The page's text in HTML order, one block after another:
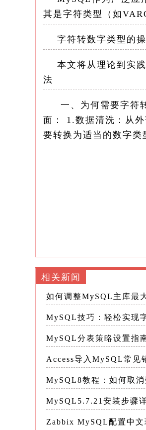
其是字符类型（如
字符转数字类型的操
本文将从理论到实践
法
一、为何需要字符转
面： 1.数据清洗：从
要转换为适当的数字
二、MySQL中的数据
与字符转数字类型最
1.CAST()函数
另一种数据类型
在字符转数字类型时
号整数 SELECT
`CAST()`函数在转换
2.CONVERT()函数
不同： sql SELECT
相关新闻
如何调整MySQL主库最
MySQL技巧：轻松实现
MySQL分表策略设置指
Access导入MySQL常见
MySQL8教程：如何取
MySQL5.7.21安装步骤
Zabbix MySQL配置中文